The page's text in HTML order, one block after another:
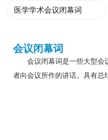
医学学术会议闭幕词
会议闭幕词
会议闭幕词是一些大型会
者向会议所作的讲话。具有总